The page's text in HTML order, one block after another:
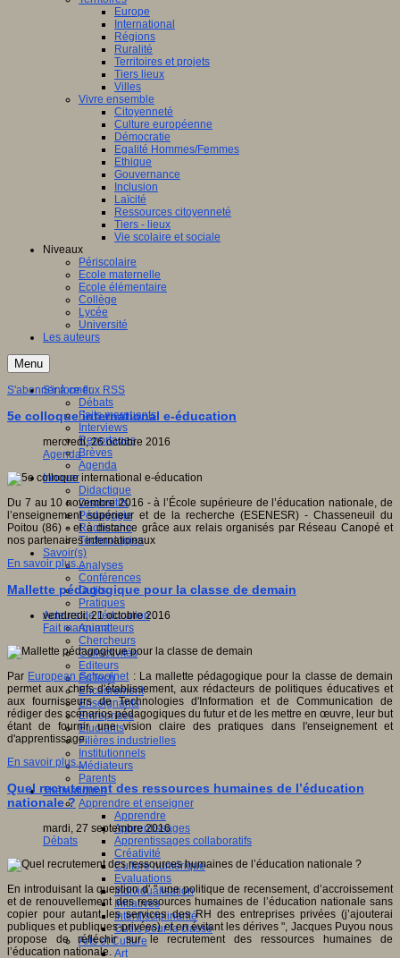
Europe
International
Régions
Ruralité
Territoires et projets
Tiers lieux
Villes
Vivre ensemble
Citoyenneté
Culture européenne
Démocratie
Egalité Hommes/Femmes
Ethique
Gouvernance
Inclusion
Laïcité
Ressources citoyenneté
Tiers - lieux
Vie scolaire et sociale
Niveaux
Périscolaire
Ecole maternelle
Ecole élémentaire
Collège
Lycée
Université
Les auteurs
Menu
S'informer
Débats
Faits marquants
Interviews
Reportages
Brèves
Agenda
Innover
Didactique
Dispositifs
Pédagogie
Recherche
Technologies
Savoir(s)
Analyses
Conférences
Outils
Pratiques
Acteurs de l'éducation
Animateurs
Chercheurs
Collectivités
Editeurs
EdTech
Encadrement
Enseignants
Entreprises
Etudiants
Filières industrielles
Institutionnels
Médiateurs
Parents
Thématiques
Apprendre et enseigner
Apprendre
Apprentissages
Apprentissages collaboratifs
Créativité
Culture numérique
Evaluations
Individualisation
Initiatives
Interdisciplinarité
Outils pour la classe
Arts et Culture
Art
S'abonner à ce flux RSS
5e colloque international e-éducation
mercredi, 26 octobre 2016
Agenda
Du 7 au 10 novembre 2016 - à l’École supérieure de l’éducation nationale, de
l’enseignement supérieur et de la recherche (ESENESR) - Chasseneuil du
Poitou (86) - et à distance grâce aux relais organisés par Réseau Canopé et
nos partenaires internationaux
En savoir plus...
Mallette pédagogique pour la classe de demain
vendredi, 21 octobre 2016
Fait marquant
Par European Schoolnet: La mallette pédagogique pour la classe de demain
permet aux chefs d'établissement, aux rédacteurs de politiques éducatives et
aux fournisseurs de Technologies d'Information et de Communication de
rédiger des scénarios pédagogiques du futur et de les mettre en œuvre, leur but
étant de fournir une vision claire des pratiques dans l'enseignement et
d'apprentissage.
En savoir plus...
Quel recrutement des ressources humaines de l’éducation
nationale ?
mardi, 27 septembre 2016
Débats
En introduisant la question d' " une politique de recensement, d’accroissement
et de renouvellement des ressources humaines de l’éducation nationale sans
copier pour autant les services des RH des entreprises privées (j’ajouterai
publiques et publiques-privées) et en évitant les dérives ", Jacques Puyou nous
propose de réfléchir sur le recrutement des ressources humaines de
l’éducation nationale.